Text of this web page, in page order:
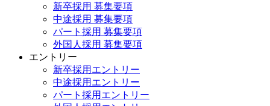
新卒採用 募集要項
中途採用 募集要項
パート採用 募集要項
外国人採用 募集要項
エントリー
新卒採用エントリー
中途採用エントリー
パート採用エントリー